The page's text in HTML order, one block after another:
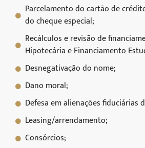
Parcelamento do cartão de
do cheque especial;
Recálculos e revisão de
Hipotecária e Financiamento
Desnegativação do nome;
Dano moral;
Defesa em alienações fiduciárias
Leasing/arrendamento;
Consórcios;